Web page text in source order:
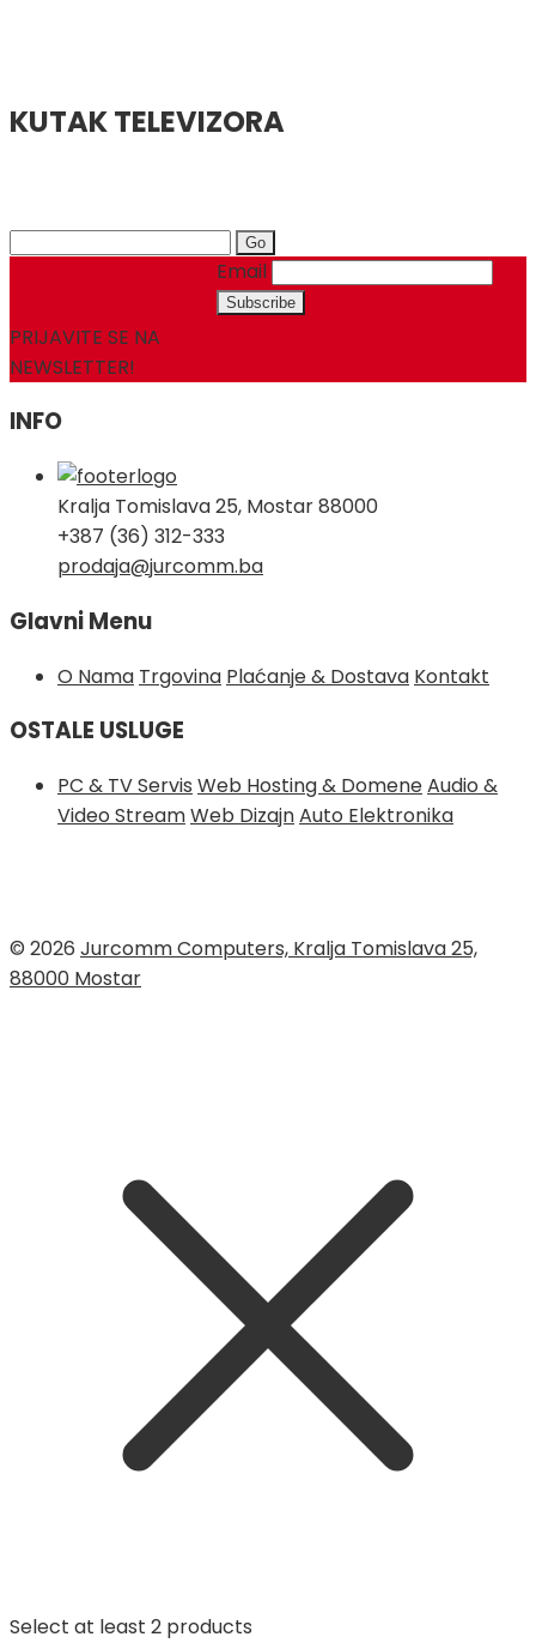
KUTAK TELEVIZORA
Search
PRIJAVITE SE NA
NEWSLETTER!
Email
INFO
Kralja Tomislava 25, Mostar 88000
+387 (36) 312-333
prodaja@jurcomm.ba
Glavni Menu
O Nama Trgovina Plaćanje & Dostava Kontakt
OSTALE USLUGE
PC & TV Servis Web Hosting & DomeneAudio &
Video StreamWeb DizajnAuto Elektronika
© 2026 Jurcomm Computers, Kralja Tomislava 25,
88000 Mostar
Select at least 2 products